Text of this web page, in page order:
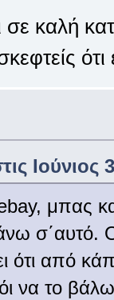
σε καλή
Ιούνιος
μπας
σ΄αυτό. Ο
ότι από
να το